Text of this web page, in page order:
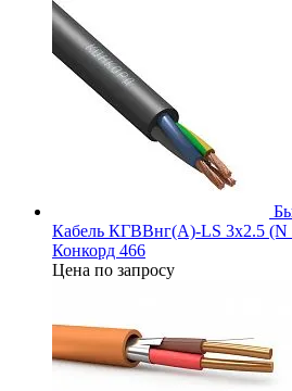
Кабель КГВВнг(А)-LS 3х2.5 (N
Конкорд 466
Цена по запросу